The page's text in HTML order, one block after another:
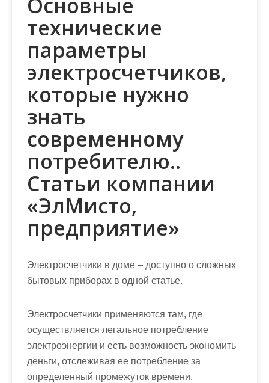
технические
параметры
электросчетчиков,
которые нужно
знать
современному
потребителю..
Статьи компании
«ЭлМисто,
предприятие»
Электросчетчики в доме – доступно о сложных
бытовых приборах в одной статье.
Электросчетчики применяются там, где
осуществляется легальное потребление
электроэнергии и есть возможность экономить
деньги, отслеживая ее потребление за
определенный промежуток времени.